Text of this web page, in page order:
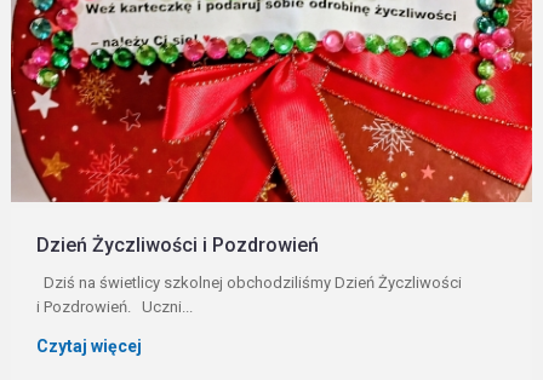
Dzień Życzliwości i Pozdrowień
Dziś na świetlicy szkolnej obchodziliśmy Dzień Życzliwości
i Pozdrowień. Uczni...
Czytaj więcej